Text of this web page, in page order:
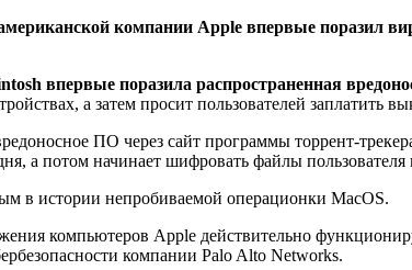
компании Apple впервые поразил
впервые поразила распространенная
а затем просит пользователей
ПО через сайт программы торрент-
а потом начинает шифровать файлы
в истории непробиваемой операционки MacOS.
компьютеров Apple действительно
компании Palo Alto Networks.